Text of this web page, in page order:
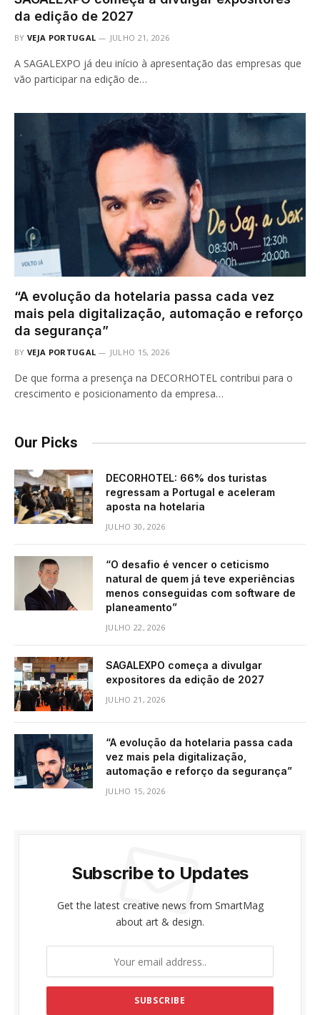
da edição de 2027
BY VEJA PORTUGAL JULHO 21, 2026
A SAGALEXPO já deu início à apresentação das empresas que
vão participar na edição de…
“A evolução da hotelaria passa cada vez
mais pela digitalização, automação e reforço
da segurança”
BY VEJA PORTUGAL JULHO 15, 2026
De que forma a presença na DECORHOTEL contribui para o
crescimento e posicionamento da empresa…
Our Picks
DECORHOTEL: 66% dos turistas
regressam a Portugal e aceleram
aposta na hotelaria
JULHO 30, 2026
“O desafio é vencer o ceticismo
natural de quem já teve experiências
menos conseguidas com software de
planeamento”
JULHO 22, 2026
SAGALEXPO começa a divulgar
expositores da edição de 2027
JULHO 21, 2026
“A evolução da hotelaria passa cada
vez mais pela digitalização,
automação e reforço da segurança”
JULHO 15, 2026
Subscribe to Updates
Get the latest creative news from SmartMag
about art & design.